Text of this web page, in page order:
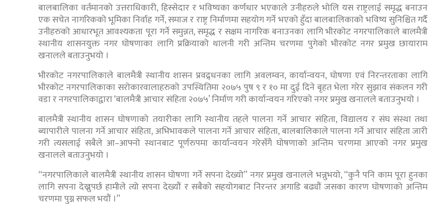
बालबालिका वर्तमानको उत्तराधिकारी, हिस्सेदार र भविष्यका कर्णधार भएकाले उनीहरुले भोलि यस राष्ट्रलाई समृद्ध बनाउन
एक सचेत नागरिकको भूमिका निर्वाह गर्ने, समाज र राष्ट्र निर्माणमा सहयोग गर्ने भएको हुँदा बालबालिकाको भविष्य सुनिश्चित गर्दै
उनीहरुको आधारभूत आवश्यकता पूरा गर्ने समुन्नत, समृद्ध र सक्षम नागरिक बनाउनका लागि भीरकोट नगरपालिकाले बालमैत्री
स्थानीय शासनयुक्त नगर घोषणाका लागि प्रक्रियाको थालनी गरी अन्तिम चरणमा पुगेको भीरकोट नगर प्रमुख छायाराम
खनालले बताउनुभयो ।
भीरकोट नगरपालिकाले बालमैत्री स्थानीय शासन प्रवद्र्धनका लागि अवलम्वन, कार्यान्वयन, घोषणा एवं निरन्तरताका लागि
भीरकोट नगरपालिकाका सरोकारवालाहरुको उपस्थितिमा २०७५ पुष ९ र १० मा दुई दिने बृहत भेला गरेर सुझाव संकलन गरी
वडा र नगरपालिकाद्वारा ‘बालमैत्री आचार संहिता २०७५’ निर्माण गरी कार्यान्वयन गरिएको नगर प्रमुख खनालले बताउनुभयो ।
बालमैत्री स्थानीय शासन घोषणाको तयारीका लागि स्थानीय तहले पालना गर्ने आचार संहिता, विद्यालय र संघ संस्था तथा
ब्यापारीले पालना गर्ने आचार संहिता, अभिभावकले पालना गर्ने आचार संहिता, बालबालिकाले पालना गर्ने आचार संहिता जारी
गरी त्यसलाई सबैले आ–आफ्नो स्थानबाट पूर्णरुपमा कार्यान्वयन गरेसँगै घोषणाको अन्तिम चरणमा आएको नगर प्रमुख
खनालले बताउनुभयो ।
“नगरपालिकाले बालमैत्री स्थानीय शासन घोषणा गर्ने सपना देख्यो” नगर प्रमुख खनालले भन्नुभयो, “कुनै पनि काम पूरा हुनका
लागि सपना देख्नुपर्छ हामीले त्यो सपना देख्यौं र सबैको सहयोगबाट निरन्तर अगाडि बढ्यौं जसका कारण घोषणाको अन्तिम
चरणमा पुग्न सफल भयौं ।”